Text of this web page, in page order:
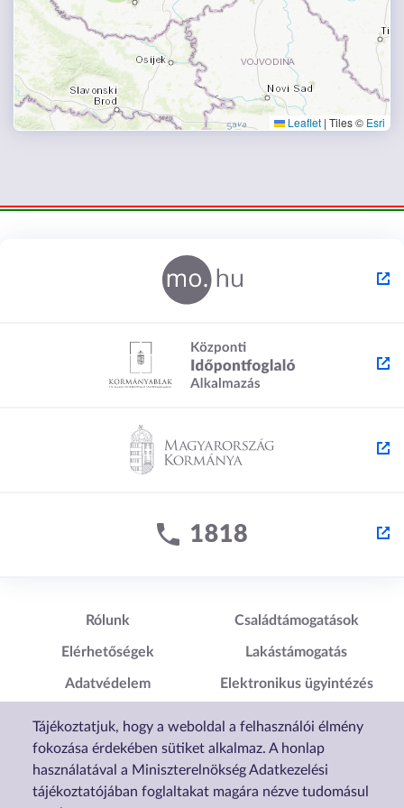
Tájékoztatjuk, hogy a weboldal a felhasználói élmény
fokozása érdekében sütiket alkalmaz. A honlap
használatával a Miniszterelnökség Adatkezelési
tájékoztatójában foglaltakat magára nézve tudomásul
Leaflet | Tiles © Esri
Lábléc1
Rólunk
Elérhetőségek
Adatvédelem
Akadálymentesítési
Nyilatkozat
Lábléc2
Családtámogatások
Lakástámogatás
Elektronikus ügyintézés